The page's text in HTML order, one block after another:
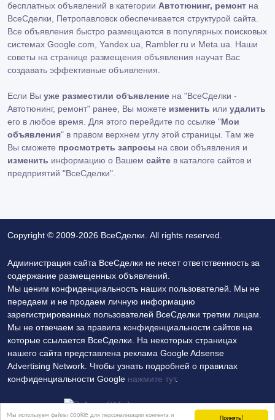
Принять!
Мы используем файлы cookie для персонализации контента и
бесплатных объявлений в категории Автотюнинг, ремонт на
ВсеСделки, Петропавловск обеспечивается структурой сайта.
Все объявления быстро размещаются в популярных поисковых
системах Google.com, Yandex.ua, Rambler.ru и Meta.ua. Наши
советы на странице размещения объявления научат Вас
создавать эффективные объявления.
Если Вы уже разместили объявление на "ВсеСделки -
Автотюнинг, ремонт" ранее, Вы можете изменить или удалить
его в любое время. Для этого перейдите по ссылке "Мои
объявления" в правом верхнем углу этой страницы. Там же
Вы сможете просмотреть запросы на свои объявления и
изменить информацию о Вашем сайте в каталоге сайтов и
предприятий "ВсеСделки".
Copyright © 2009-2026 ВсеСделки. All rights reserved.
Администрация сайта ВсеСделки не несет ответственность за
содержание размещенных объявлений.
Мы ценим конфиденциальность наших пользователей. Мы не
передаем и не продаем личную информацию
зарегистрированных пользователей ВсеСделки третим лицам.
Мы не отвечаем за правила конфиденциальности сайтов на
которые ссылается ВсеСделки. На некоторых страницах
нашего сайта представлена реклама Google Adsense
Advertising Network. Чтобы узнать подробней о правилах
конфиденциальности Google нажмите тут.